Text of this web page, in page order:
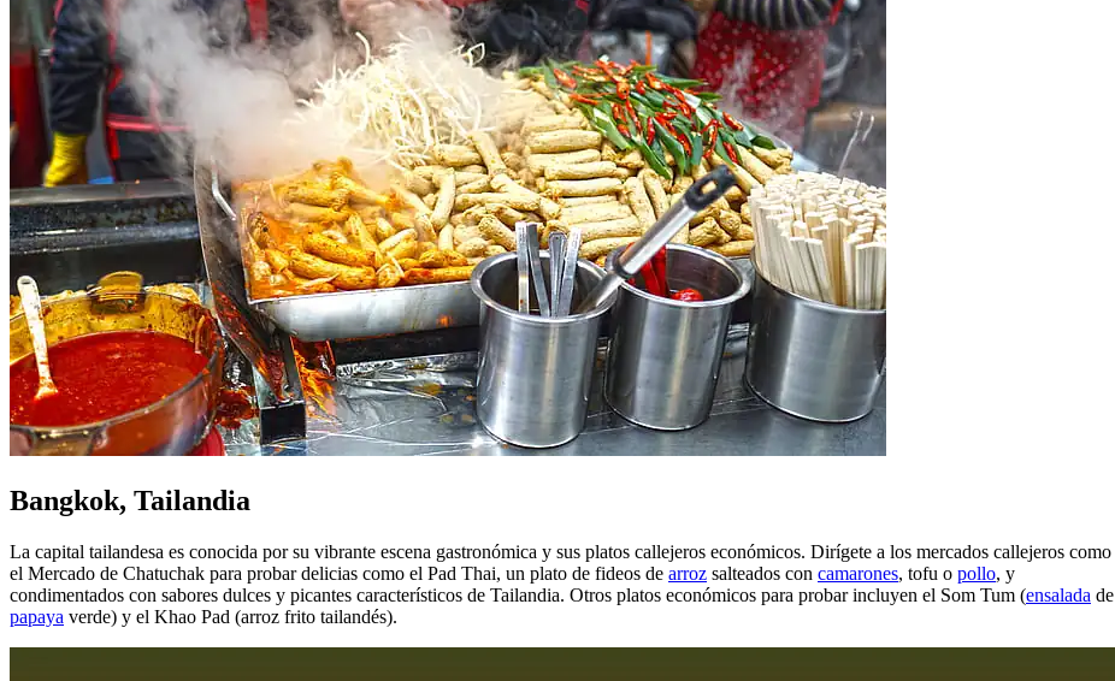
Bangkok, Tailandia
La capital tailandesa es conocida por su vibrante escena gastronómica y sus platos callejeros económicos. Dirígete a los mercados callejeros como
el Mercado de Chatuchak para probar delicias como el Pad Thai, un plato de fideos de arroz salteados con camarones, tofu o pollo, y
condimentados con sabores dulces y picantes característicos de Tailandia. Otros platos económicos para probar incluyen el Som Tum (ensalada de
papaya verde) y el Khao Pad (arroz frito tailandés).